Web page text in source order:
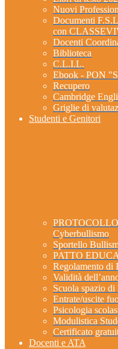
Nuovi
Documenti
con
Docenti
Biblioteca
C.L.I.L.
Ebook - PON
Recupero
Cambridge
Griglie di
Studenti e Genitori
Cyberbullismo
Sportello
PATTO
Regolamento di
Validità
Scuola spazio di
Entrate/uscite
Psicologia
Modulistica
Certificato
Docenti e ATA